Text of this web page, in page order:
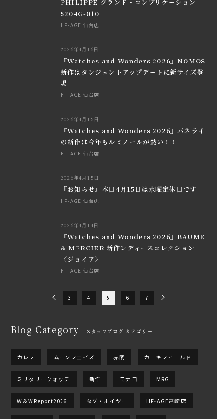
PHILIPPE グランド・コンプリケーション
5204G-010
HF-AGE 仙台店
2026年4月16日
『Watches and Wonders 2026』NOMOS
新作はタンジェントアップデートに新サイズ登
場
HF-AGE 仙台店
2026年4月15日
『Watches and Wonders 2026』パネライ
の新作は今年もルミノールが熱い！！
HF-AGE 仙台店
2026年4月15日
『お知らせ』本日4月15日は水曜定休日です
HF-AGE 仙台店
2026年4月14日
『Watches and Wonders 2026』BAUME
& MERCIER 新作レディースコレクション
〈ジョイア〉
HF-AGE 仙台店
3 4 5 6 7
Blog Category スタッフブログ カテゴリー
カレラ ムーンフェイズ 赤間 カーキフィールド
ミリタリーウォッチ 新作 モナコ MRG
W＆WReport2026 タグ・ホイヤー HF-AGE高崎店